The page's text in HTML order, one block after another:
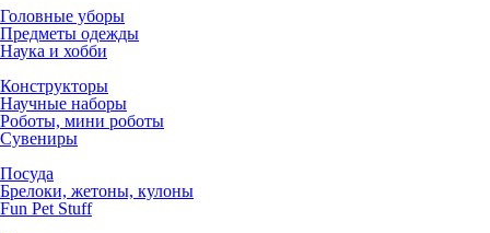
Головные уборы
Предметы одежды
Наука и хобби
Конструкторы
Научные наборы
Роботы, мини роботы
Сувениры
Посуда
Брелоки, жетоны, кулоны
Fun Pet Stuff